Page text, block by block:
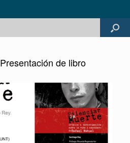
Presentación de libro